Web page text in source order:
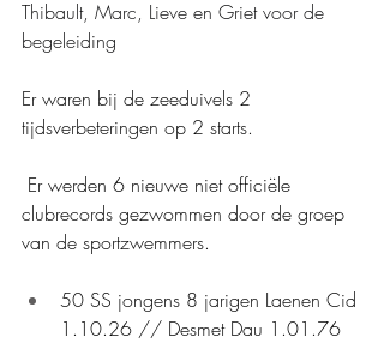
Thibault, Marc, Lieve en Griet voor de
begeleiding
Er waren bij de zeeduivels 2
tijdsverbeteringen op 2 starts.
Er werden 6 nieuwe niet officiële
clubrecords gezwommen door de groep
van de sportzwemmers.
50 SS jongens 8 jarigen Laenen Cid
1.10.26 // Desmet Dau 1.01.76